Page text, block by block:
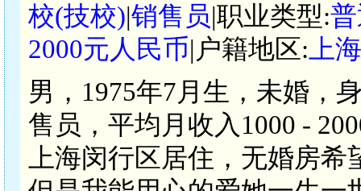
校(技校)|销售员|职业类型:
2000元人民币|户籍地区: 上
男，1975年7月生，未婚，
售员，平均月收入1000 -
上海闵行区居住，无婚房